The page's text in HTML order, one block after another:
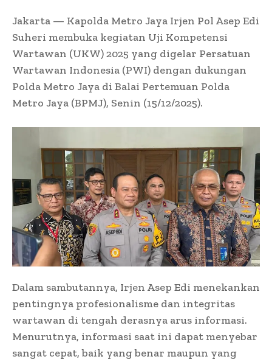
Jakarta — Kapolda Metro Jaya Irjen Pol Asep Edi
Suheri membuka kegiatan Uji Kompetensi
Wartawan (UKW) 2025 yang digelar Persatuan
Wartawan Indonesia (PWI) dengan dukungan
Polda Metro Jaya di Balai Pertemuan Polda
Metro Jaya (BPMJ), Senin (15/12/2025).
Dalam sambutannya, Irjen Asep Edi menekankan
pentingnya profesionalisme dan integritas
wartawan di tengah derasnya arus informasi.
Menurutnya, informasi saat ini dapat menyebar
sangat cepat, baik yang benar maupun yang